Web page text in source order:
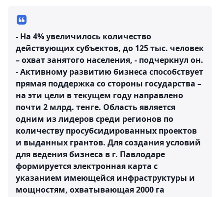
- На 4% увеличилось количество
действующих субъектов, до 125 тыс. человек
– охват занятого населения, - подчеркнул он.
- Активному развитию бизнеса способствует
прямая поддержка со стороны государства –
на эти цели в текущем году направлено
почти 2 млрд. тенге. Область является
одним из лидеров среди регионов по
количеству просубсидированных проектов
и выданных грантов. Для создания условий
для ведения бизнеса в г. Павлодаре
формируется электронная карта с
указанием имеющейся инфраструктуры и
мощностям, охватывающая 2000 га